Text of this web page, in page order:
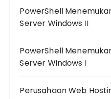
PowerShell
Server Windows II
PowerShell
Server Windows I
Perusahaan Web